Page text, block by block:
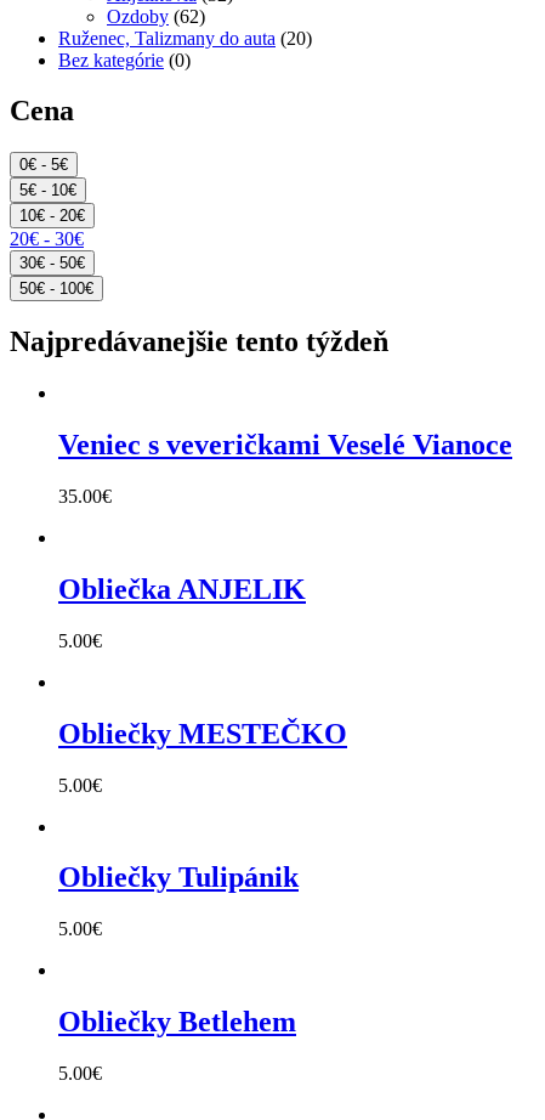
Ozdoby (62)
Ruženec, Talizmany do auta (20)
Bez kategórie (0)
Cena
0€ - 5€
5€ - 10€
10€ - 20€
20€ - 30€
30€ - 50€
50€ - 100€
Najpredávanejšie tento týždeň
Veniec s veveričkami Veselé Vianoce
35.00€
Obliečka ANJELIK
5.00€
Obliečky MESTEČKO
5.00€
Obliečky Tulipánik
5.00€
Obliečky Betlehem
5.00€